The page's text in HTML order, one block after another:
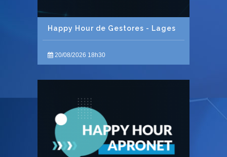
Happy Hour de Gestores - Lages
20/08/2026 18h30